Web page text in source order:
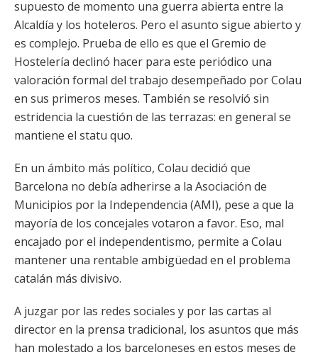
supuesto de momento una guerra abierta entre la
Alcaldía y los hoteleros. Pero el asunto sigue abierto y
es complejo. Prueba de ello es que el Gremio de
Hostelería declinó hacer para este periódico una
valoración formal del trabajo desempeñado por Colau
en sus primeros meses. También se resolvió sin
estridencia la cuestión de las terrazas: en general se
mantiene el statu quo.
En un ámbito más político, Colau decidió que
Barcelona no debía adherirse a la Asociación de
Municipios por la Independencia (AMI), pese a que la
mayoría de los concejales votaron a favor. Eso, mal
encajado por el independentismo, permite a Colau
mantener una rentable ambigüedad en el problema
catalán más divisivo.
A juzgar por las redes sociales y por las cartas al
director en la prensa tradicional, los asuntos que más
han molestado a los barceloneses en estos meses de